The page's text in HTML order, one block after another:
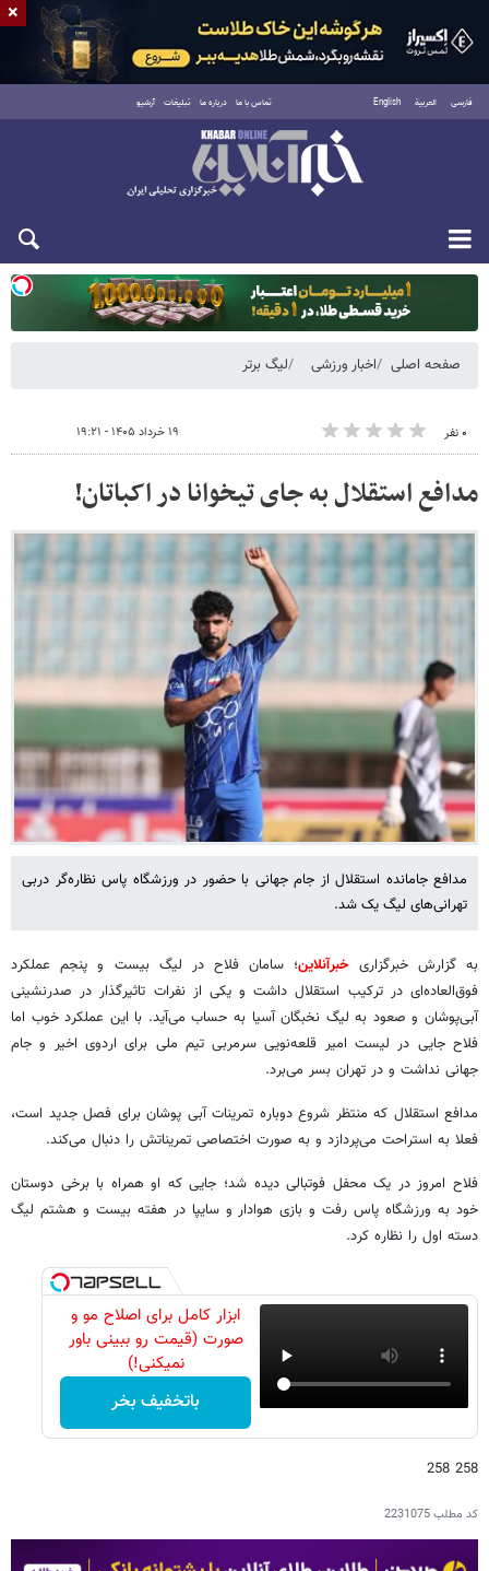
فارسی العربية English تماس با ما درباره ما تبلیغات آرشیو
یکشنبه ۱۸ مرداد ۱۴۰۵
صفحه اصلی اخبار ورزشی لیگ برتر
۰ نفر ۱۹ خرداد ۱۴۰۵ - ۱۹:۲۱
مدافع استقلال به جای تیخوانا در اکباتان!
مدافع جامانده استقلال از جام جهانی با حضور در ورزشگاه پاس نظاره‌گر دربی
تهرانی‌های لیگ یک شد.
به گزارش خبرگزاریخبرآنلاین؛ سامان فلاح در لیگ بیست و پنجم عملکرد
فوق‌العاده‌ای در ترکیب استقلال داشت و یکی از نفرات تاثیرگذار در صدرنشینی
آبی‌پوشان و صعود به لیگ نخبگان آسیا به حساب می‌آید. با این عملکرد خوب اما
فلاح جایی در لیست امیر قلعه‌نویی سرمربی تیم ملی برای اردوی اخیر و جام
جهانی نداشت و در تهران بسر می‌برد.
مدافع استقلال که منتظر شروع دوباره تمرینات آبی پوشان برای فصل جدید است،
فعلا به استراحت می‌پردازد و به صورت اختصاصی تمریناتش را دنبال می‌کند.
فلاح امروز در یک محفل فوتبالی دیده شد؛ جایی که او همراه با برخی دوستان
خود به ورزشگاه پاس رفت و بازی هوادار و سایپا در هفته بیست و هشتم لیگ
دسته اول را نظاره کرد.
ابزار کامل برای اصلاح مو و
صورت (قیمت رو ببینی باور
نمیکنی!)
باتخفیف بخر
258 258
کد مطلب2231075
×